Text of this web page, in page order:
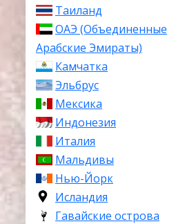
Таиланд
ОАЭ (Объединенные
Арабские Эмираты)
Камчатка
Эльбрус
Мексика
Индонезия
Италия
Мальдивы
Нью-Йорк
Исландия
Гавайские острова